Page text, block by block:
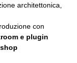
architettonica,
con
e plugin